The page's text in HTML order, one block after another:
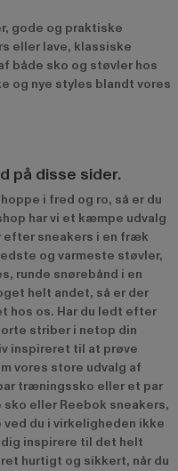
gode og praktiske
eller lave, klassiske
både sko og støvler hos
og nye styles blandt vores
på disse sider.
i fred og ro, så er du
har vi et kæmpe udvalg
efter sneakers i en fræk
og varmeste støvler,
runde snørebånd i en
helt andet, så er der
hos os. Har du ledt efter
striber i netop din
inspireret til at prøve
vores store udvalg af
træningssko eller et par
eller Reebok sneakers,
du i virkeligheden ikke
inspirere til det helt
hurtigt og sikkert, når du